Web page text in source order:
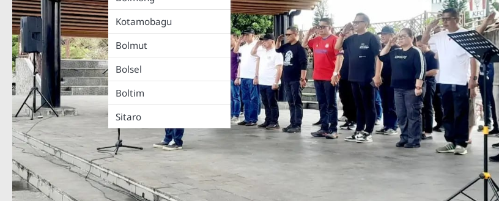
Kotamobagu
Bolmut
Bolsel
Boltim
Sitaro